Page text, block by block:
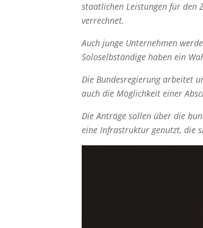
staatlichen Leistungen für den
verrechnet.
Auch junge Unternehmen
Soloselbständige haben ein
Die Bundesregierung arbeitet
auch die Möglichkeit einer
Die Anträge sollen über die
eine Infrastruktur genutzt, die